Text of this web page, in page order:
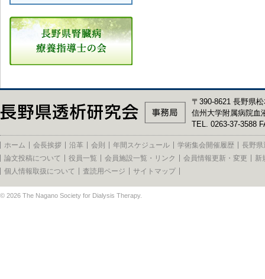
〒390-8621 長野県
信州大学附属病院血
TEL. 0263-37-3588
ホーム 会長挨拶 沿革 会則 年間スケジュール 学術集会開催履歴
長野県
論文投稿について
役員一覧 会員施設一覧・リンク 会員情報更新・変更
新
個人情報取扱について
査読用ページ サイトマップ
© 2026 The Nagano Society for Dialysis Therapy.